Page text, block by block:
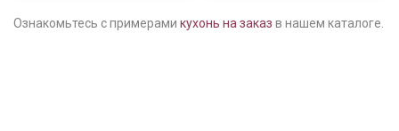
Ознакомьтесь с примерами кухонь на заказ в нашем каталоге.